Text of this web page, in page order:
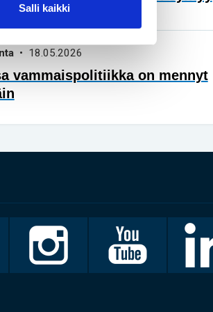
Salli kaikki
• 18.05.2026
vammaispolitiikka on mennyt
Invalidiliitto
Instagramissa
Invalidiliitto
Youtubessa
LinkedIn